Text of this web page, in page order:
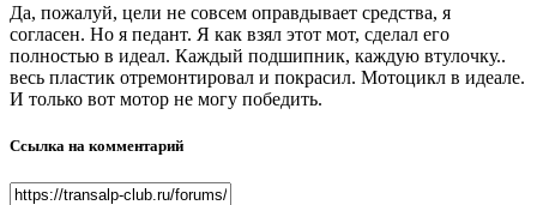
Да, пожалуй, цели не совсем оправдывает средства, я
согласен. Но я педант. Я как взял этот мот, сделал его
полностью в идеал. Каждый подшипник, каждую втулочку..
весь пластик отремонтировал и покрасил. Мотоцикл в идеале.
И только вот мотор не могу победить.
Ссылка на комментарий